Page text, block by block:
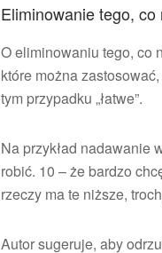
Eliminowanie tego,
O eliminowaniu tego, co
które można
tym przypadku „łatwe”.
Na przykład nadawanie
robić. 10 – że bardzo
rzeczy ma te niższe,
Autor sugeruje, aby